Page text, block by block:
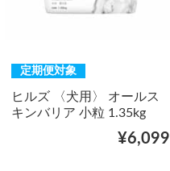
定期便対象
ヒルズ 〈犬用〉 オールス
キンバリア 小粒 1.35kg
¥6,099